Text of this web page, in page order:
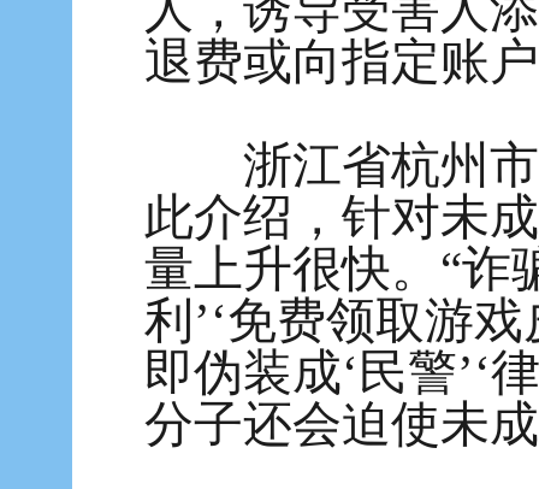
退费或向指定账
浙江省杭州市
此介绍，针对未
量上升很快。“诈
利’‘免费领取游
即伪装成‘民警’‘
分子还会迫使未